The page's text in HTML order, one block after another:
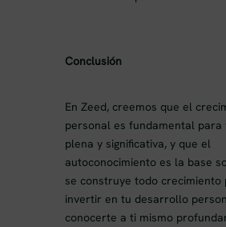
Conclusión
En Zeed, creemos que el
personal es fundamental para
plena y significativa, y que el
autoconocimiento es la base
se construye todo crecimiento
invertir en tu desarrollo
conocerte a ti mismo